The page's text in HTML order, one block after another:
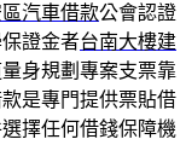
汽車借款公會認證
證金者台南大樓建
身規劃專案支票靠
是專門提供票貼借
擇任何借錢保障機